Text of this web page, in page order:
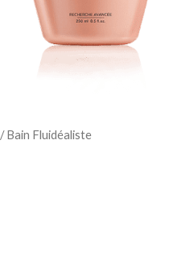
/ Bain Fluidéaliste